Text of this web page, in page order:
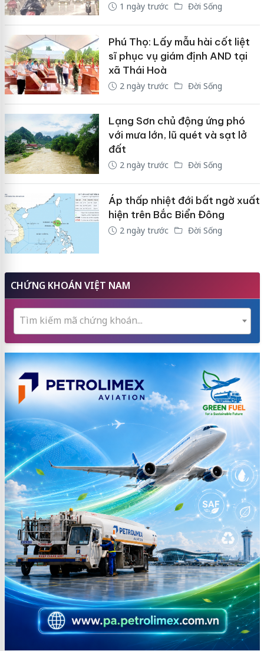
1 ngày trước Đời Sống
Phú Thọ: Lấy mẫu hài cốt liệt
sĩ phục vụ giám định AND tại
xã Thái Hoà
2 ngày trước Đời Sống
Lạng Sơn chủ động ứng phó
với mưa lớn, lũ quét và sạt lở
đất
2 ngày trước Đời Sống
Áp thấp nhiệt đới bất ngờ xuất
hiện trên Bắc Biển Đông
2 ngày trước Đời Sống
CHỨNG KHOÁN VIỆT NAM
Tìm kiếm mã chứng khoán...